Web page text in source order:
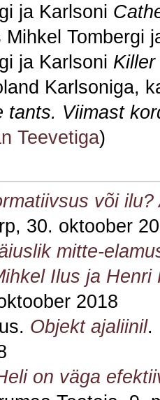
ja Karlsoni
Mihkel Tombergi
ja Karlsoni
Karlsoniga,
tants. Viimast
Teevetiga)
või
30. oktoober
mitte-
Ilus ja Henri
2018
Objekt ajaliinil.
on väga